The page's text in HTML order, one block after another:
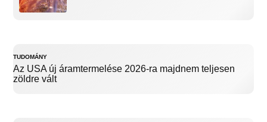
TUDOMÁNY
Az USA új áramtermelése 2026-ra majdnem teljesen
zöldre vált